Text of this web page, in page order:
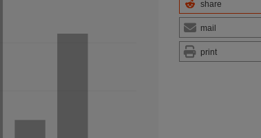
share
mail
print